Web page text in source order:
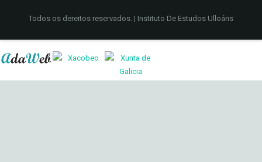
Todos os dereitos reservados. | Instituto De Estudos Ulloáns